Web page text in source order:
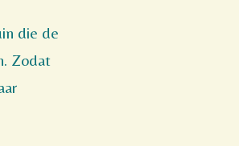
die de
Zodat